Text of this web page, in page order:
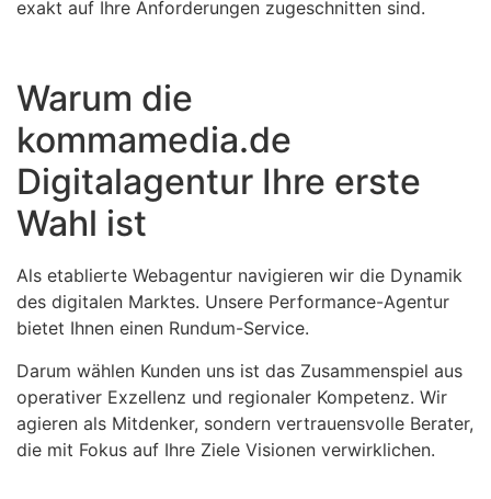
exakt auf Ihre Anforderungen zugeschnitten sind.
Warum die
kommamedia.de
Digitalagentur Ihre erste
Wahl ist
Als etablierte Webagentur navigieren wir die Dynamik
des digitalen Marktes. Unsere Performance-Agentur
bietet Ihnen einen Rundum-Service.
Darum wählen Kunden uns ist das Zusammenspiel aus
operativer Exzellenz und regionaler Kompetenz. Wir
agieren als Mitdenker, sondern vertrauensvolle Berater,
die mit Fokus auf Ihre Ziele Visionen verwirklichen.